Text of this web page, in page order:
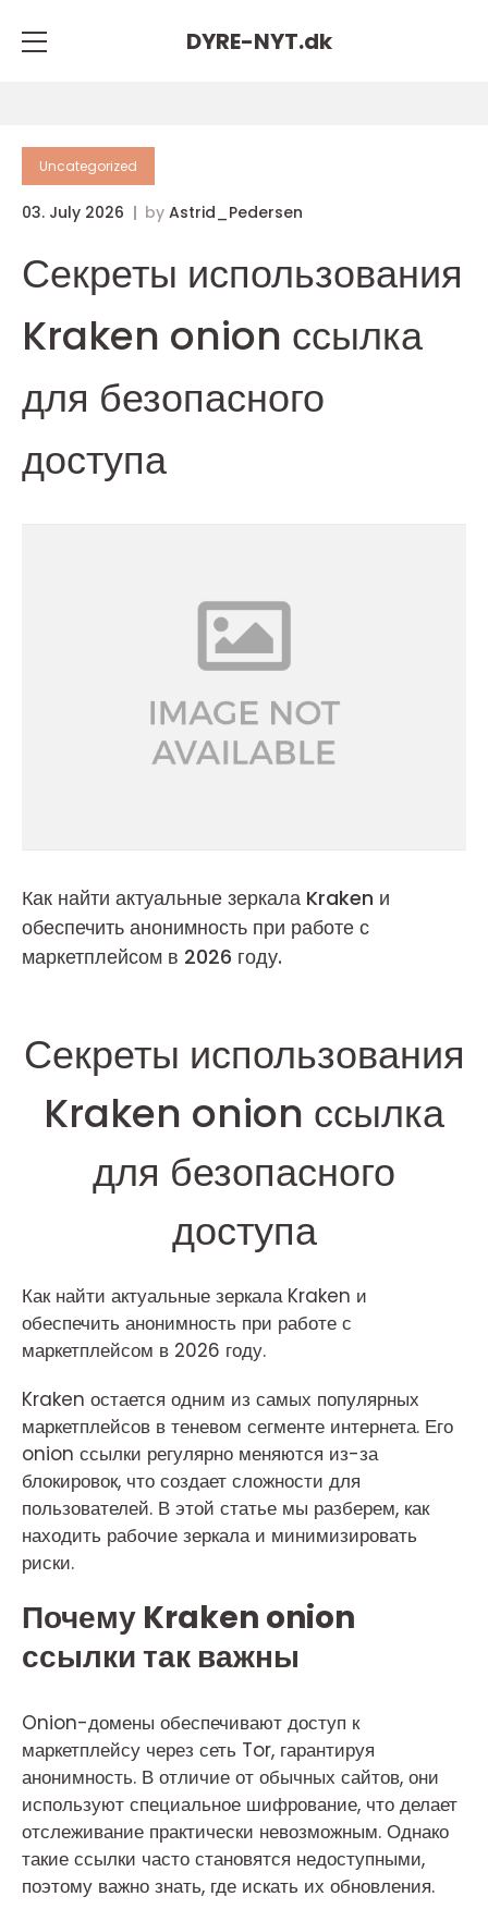
DYRE-NYT.dk
Uncategorized
03. July 2026 by Astrid_Pedersen
Секреты использования
Kraken onion ссылка
для безопасного
доступа
Как найти актуальные зеркала Kraken и
обеспечить анонимность при работе с
маркетплейсом в 2026 году.
Секреты использования
Kraken onion ссылка
для безопасного
доступа
Как найти актуальные зеркала Kraken и
обеспечить анонимность при работе с
маркетплейсом в 2026 году.
Kraken остается одним из самых популярных
маркетплейсов в теневом сегменте интернета. Его
onion ссылки регулярно меняются из-за
блокировок, что создает сложности для
пользователей. В этой статье мы разберем, как
находить рабочие зеркала и минимизировать
риски.
Почему Kraken onion
ссылки так важны
Onion-домены обеспечивают доступ к
маркетплейсу через сеть Tor, гарантируя
анонимность. В отличие от обычных сайтов, они
используют специальное шифрование, что делает
отслеживание практически невозможным. Однако
такие ссылки часто становятся недоступными,
поэтому важно знать, где искать их обновления.